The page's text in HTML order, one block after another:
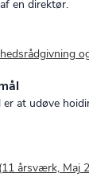
en direktør.
er at udøve
årsværk, Maj